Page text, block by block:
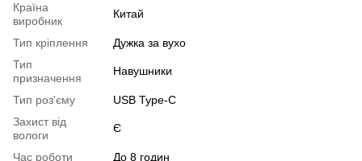
Країна
виробник
Китай
Тип кріплення
Дужка за вухо
Тип
призначення
Навушники
Тип роз'єму
USB Type-C
Захист від
вологи
Є
Час роботи
До 8 годин